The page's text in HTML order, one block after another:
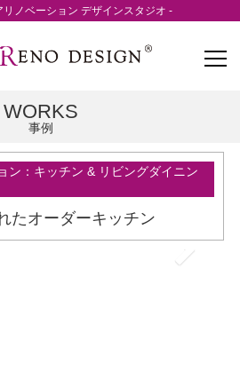
ノベーション デザインスタジオ -
WORKS
事例
ン：キッチン & リビングダイニン
たオーダーキッチン